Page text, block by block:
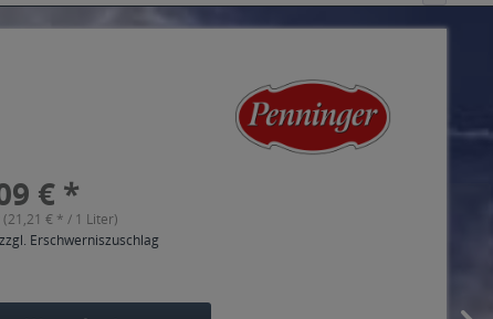
€ *
€ * / 1 Liter)
Erschwerniszuschlag